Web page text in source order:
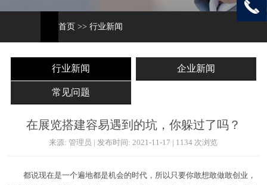
首页 >> 行业新闻
行业新闻 企业新闻
常见问题
在展览搭建容易遇到的坑，你躲过了吗？
来源: 管理员 | 发布时间: 2021-11-17 | 1134 次浏览
都说现在是一个遍地都是机会的时代，所以只要你敢想敢做敢创业，